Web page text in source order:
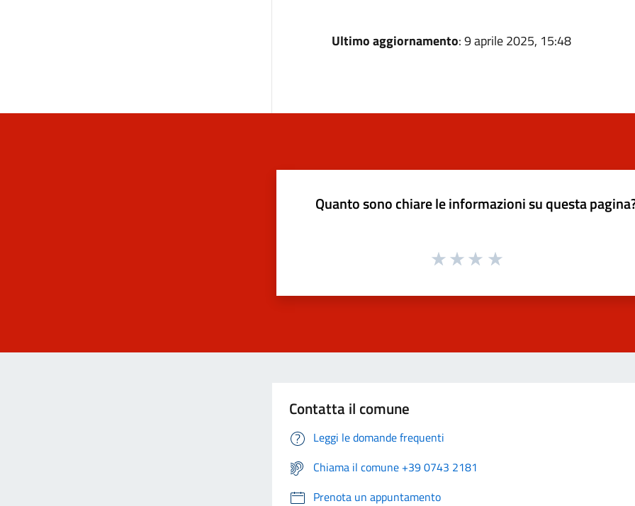
Ultimo aggiornamento: 9 aprile 2025, 15:48
Quanto sono chiare le informazioni su questa
Contatta il comune
Leggi le domande frequenti
Chiama il comune +39 0743 2181
Prenota un appuntamento